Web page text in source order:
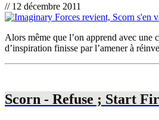
// 12 décembre 2011
Alors même que l’on apprend avec une
d’inspiration finisse par l’amener à
Scorn - Refuse ; Start